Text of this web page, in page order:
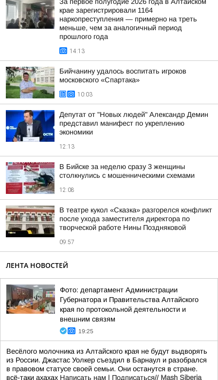
крае зарегистрировали 1164
наркопреступления — примерно на треть
меньше, чем за аналогичный период
прошлого года
14:13
Бийчанину удалось воспитать игроков
московского «Спартака»
10:03
Депутат от "Новых людей" Александр Демин
представил манифест по укреплению
экономики
12:13
В Бийске за неделю сразу 3 женщины
столкнулись с мошенническими схемами
12:08
В театре кукол «Сказка» разгорелся конфликт
после ухода заместителя директора по
творческой работе Нины Поздняковой
09:57
ЛЕНТА НОВОСТЕЙ
Фото: департамент Администрации
Губернатора и Правительства Алтайского
края по протокольной деятельности и
внешним связям
19:25
Весёлого молочника из Алтайского края не будут выдворять
из России. Джастас Уолкер съездил в Барнаул и разобрался
в правовом статусе своей семьи. Они останутся в стране.
всё-таки ахахах Написать нам | Подписаться// Mash Siberia